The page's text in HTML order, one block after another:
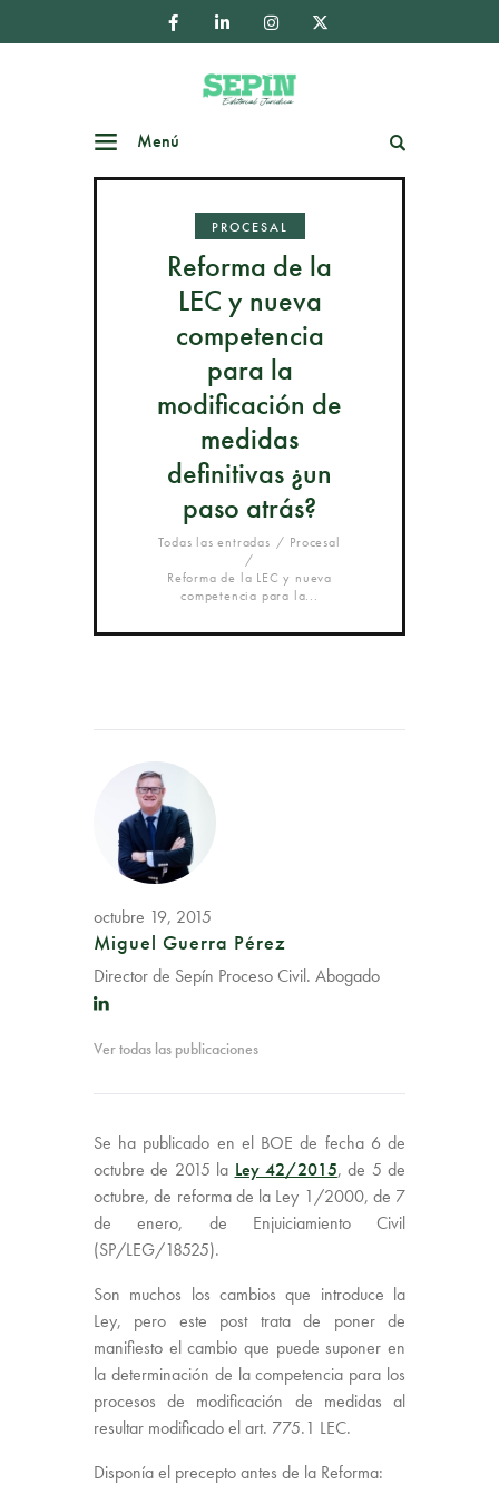
Menú
PROCESAL
Reforma de la
LEC y nueva
competencia
para la
modificación de
medidas
definitivas ¿un
paso atrás?
Todas las entradas
Procesal
Reforma de la LEC y nueva
competencia para la...
octubre 19, 2015
Miguel Guerra Pérez
Director de Sepín Proceso Civil. Abogado
Ver todas las publicaciones
Se ha publicado en el BOE de fecha 6 de
octubre de 2015 la Ley 42/2015, de 5 de
octubre, de reforma de la Ley 1/2000, de 7
de enero, de Enjuiciamiento Civil
(SP/LEG/18525).
Son muchos los cambios que introduce la
Ley, pero este post trata de poner de
manifiesto el cambio que puede suponer en
la determinación de la competencia para los
procesos de modificación de medidas al
resultar modificado el art. 775.1 LEC.
Disponía el precepto antes de la Reforma: